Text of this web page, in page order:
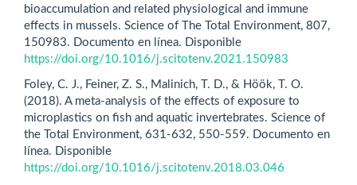
bioaccumulation and related physiological and immune
effects in mussels. Science of The Total Environment, 807,
150983. Documento en línea. Disponible
https://doi.org/10.1016/j.scitotenv.2021.150983
Foley, C. J., Feiner, Z. S., Malinich, T. D., & Höök, T. O.
(2018). A meta-analysis of the effects of exposure to
microplastics on fish and aquatic invertebrates. Science of
the Total Environment, 631-632, 550-559. Documento en
línea. Disponible
https://doi.org/10.1016/j.scitotenv.2018.03.046